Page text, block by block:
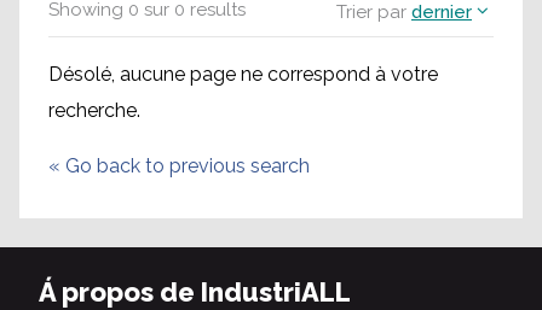
Showing 0 sur 0 results Trier par dernier
Désolé, aucune page ne correspond à votre
recherche.
« Go back to previous search
Á propos de IndustriALL